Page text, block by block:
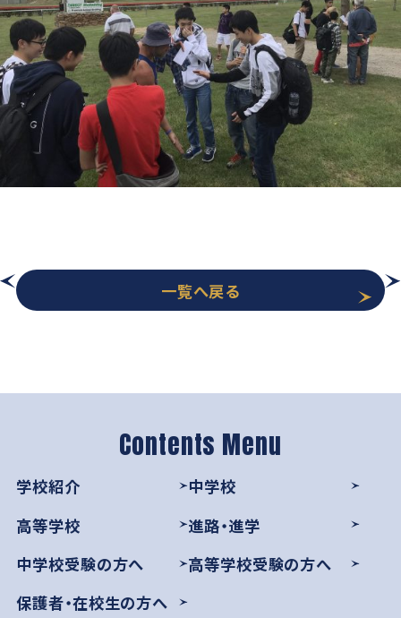
一覧へ戻る
学校紹介
中学校
高等学校
進路・進学
中学校受験の方へ
高等学校受験の方へ
保護者・在校生の方へ